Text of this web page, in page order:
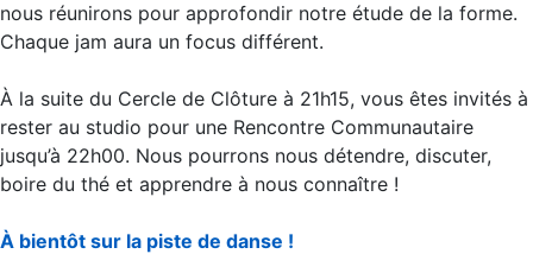
nous réunirons pour approfondir notre étude de la forme.
Chaque jam aura un focus différent.
À la suite du Cercle de Clôture à 21h15, vous êtes invités à
rester au studio pour une Rencontre Communautaire
jusqu’à 22h00. Nous pourrons nous détendre, discuter,
boire du thé et apprendre à nous connaître !
À bientôt sur la piste de danse !